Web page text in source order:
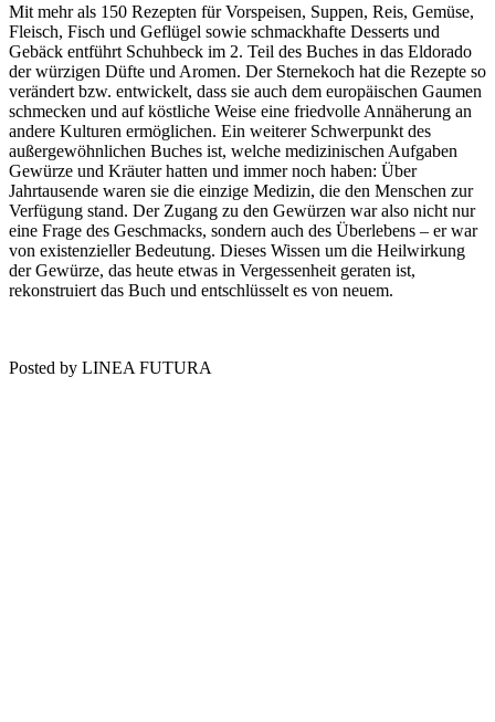
Mit mehr als 150 Rezepten für Vorspeisen, Suppen, Reis, Gemüse,
Fleisch, Fisch und Geflügel sowie schmackhafte Desserts und
Gebäck entführt Schuhbeck im 2. Teil des Buches in das Eldorado
der würzigen Düfte und Aromen. Der Sternekoch hat die Rezepte so
verändert bzw. entwickelt, dass sie auch dem europäischen Gaumen
schmecken und auf köstliche Weise eine friedvolle Annäherung an
andere Kulturen ermöglichen. Ein weiterer Schwerpunkt des
außergewöhnlichen Buches ist, welche medizinischen Aufgaben
Gewürze und Kräuter hatten und immer noch haben: Über
Jahrtausende waren sie die einzige Medizin, die den Menschen zur
Verfügung stand. Der Zugang zu den Gewürzen war also nicht nur
eine Frage des Geschmacks, sondern auch des Überlebens – er war
von existenzieller Bedeutung. Dieses Wissen um die Heilwirkung
der Gewürze, das heute etwas in Vergessenheit geraten ist,
rekonstruiert das Buch und entschlüsselt es von neuem.
Posted by LINEA FUTURA